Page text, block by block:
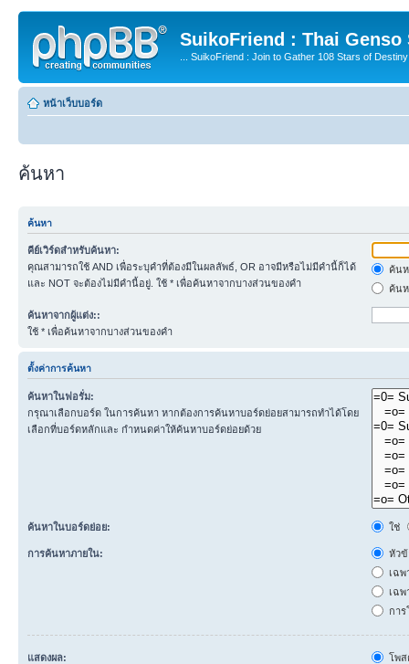
SuikoFriend : Thai Genso
... SuikoFriend : Join to Gather 108 Stars of
หน้าเว็บบอร์ด
ค้นหา
ค้นหา
คีย์เวิร์ดสำหรับค้นหา:
คุณสามารถใช้ AND เพื่อระบุคำที่ต้องมีในผลลัพธ์, OR อาจมีหรือไม่มีคำนี้ก็ได้
และ NOT จะต้องไม่มีคำนี้อยู่. ใช้ * เพื่อค้นหาจากบางส่วนของคำ
ค้น
ค้น
ค้นหาจากผู้แต่ง::
ใช้ * เพื่อค้นหาจากบางส่วนของคำ
ตั้งค่าการค้นหา
ค้นหาในฟอรั่ม:
กรุณาเลือกบอร์ด ในการค้นหา หากต้องการค้นหาบอร์ดย่อยสามารถทำได้โดย
เลือกที่บอร์ดหลักและ กำหนดค่าให้ค้นหาบอร์ดย่อยด้วย
ค้นหาในบอร์ดย่อย: ใช่
การค้นหาภายใน:
หัว
เฉ
เฉ
กา
แสดงผล: โพส